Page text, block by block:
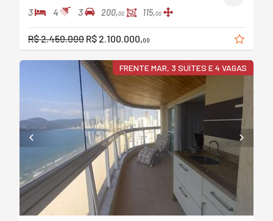
3 4 3 200,00 115,00
R$ 2.450.000 R$ 2.100.000,00
FRENTE MAR, 3 SUÍTES E 4 VAGAS